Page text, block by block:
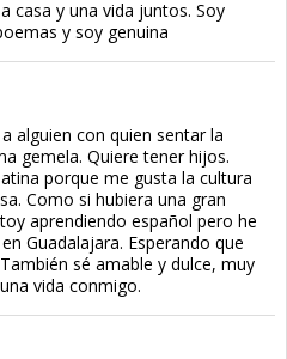
casa y una vida juntos. Soy
y soy genuina
alguien con quien sentar la
gemela. Quiere tener hijos.
porque me gusta la cultura
Como si hubiera una gran
aprendiendo español pero he
Guadalajara. Esperando que
sé amable y dulce, muy
vida conmigo.